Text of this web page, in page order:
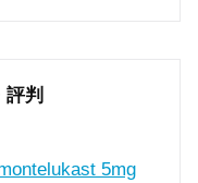
判
5mg